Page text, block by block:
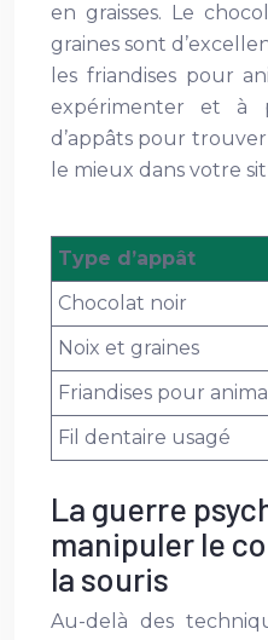
en graisses. Le
graines sont
les friandises pour
expérimenter et à
d’appâts pour
le mieux dans votre
Type d’appât
Chocolat noir
Noix et graines
Friandises pour
Fil dentaire usagé
La guerre
manipuler le
la souris
Au-delà des